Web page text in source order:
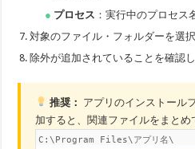
プロセス ：実行中のプロセス
対象のファイル・フォルダーを選
除外が追加されていることを確認
推奨： アプリのインストール
加すると、関連ファイルをまとめ
C:\Program Files\アプリ名\